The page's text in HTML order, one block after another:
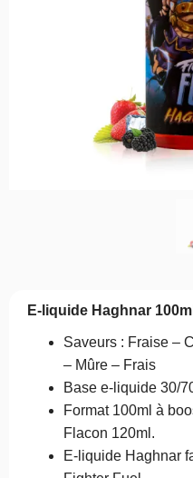
E-liquide Haghnar
Saveurs : Fraise –
– Mûre – Frais
Base e-liquide 30/
Format 100ml à
Flacon 120ml.
E-liquide Haghnar